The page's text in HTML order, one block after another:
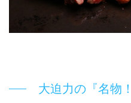
大迫力の『名物